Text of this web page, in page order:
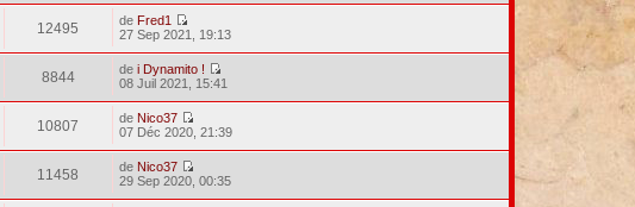
12495 de Fred1
27 Sep 2021, 19:13
8844 dei Dynamito !
08 Juil 2021, 15:41
10807 de Nico37
07 Déc 2020, 21:39
11458 de Nico37
29 Sep 2020, 00:35